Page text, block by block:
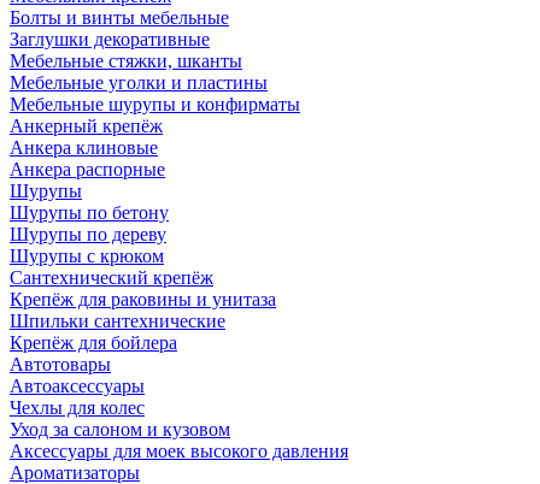
Болты и винты мебельные
Заглушки декоративные
Мебельные стяжки, шканты
Мебельные уголки и пластины
Мебельные шурупы и конфирматы
Анкерный крепёж
Анкера клиновые
Анкера распорные
Шурупы
Шурупы по бетону
Шурупы по дереву
Шурупы с крюком
Сантехнический крепёж
Крепёж для раковины и унитаза
Шпильки сантехнические
Крепёж для бойлера
Автотовары
Автоаксессуары
Чехлы для колес
Уход за салоном и кузовом
Аксессуары для моек высокого давления
Ароматизаторы